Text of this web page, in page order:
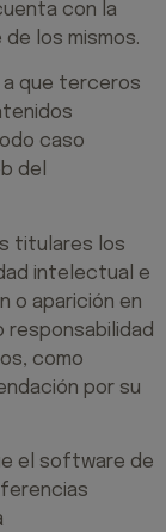
con la
los mismos.
a que terceros
caso
del
titulares los
intelectual e
o aparición en
responsabilidad
como
por su
el software de